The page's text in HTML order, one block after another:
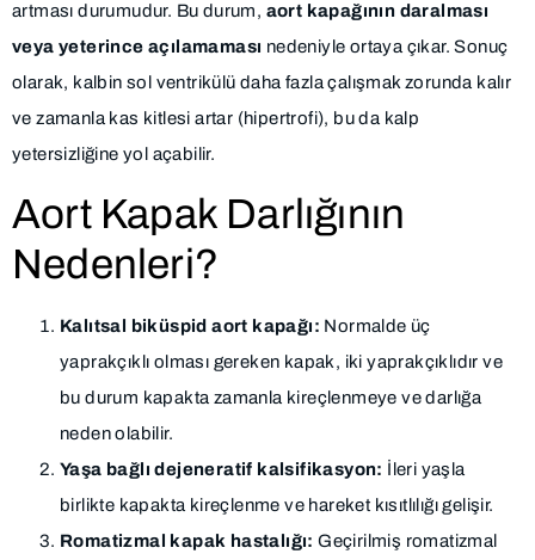
artması durumudur. Bu durum, aort kapağının daralması
veya yeterince açılamaması nedeniyle ortaya çıkar. Sonuç
olarak, kalbin sol ventrikülü daha fazla çalışmak zorunda kalır
ve zamanla kas kitlesi artar (hipertrofi), bu da kalp
yetersizliğine yol açabilir.
Aort Kapak Darlığının
Nedenleri?
Kalıtsal biküspid aort kapağı: Normalde üç
yaprakçıklı olması gereken kapak, iki yaprakçıklıdır ve
bu durum kapakta zamanla kireçlenmeye ve darlığa
neden olabilir.
Yaşa bağlı dejeneratif kalsifikasyon: İleri yaşla
birlikte kapakta kireçlenme ve hareket kısıtlılığı gelişir.
Romatizmal kapak hastalığı: Geçirilmiş romatizmal